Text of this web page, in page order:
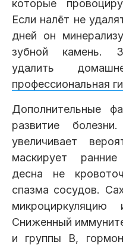
которые
Если налёт не
дней он
зубной камень.
удалить
профессиональная
Дополнительные
развитие
увеличивает
маскирует
десна не
спазма сосудов.
Сниженный
и группы B,